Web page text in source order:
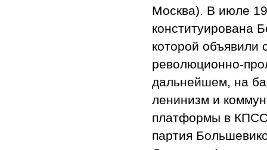
Москва). В июле
конституирована
которой объявили
революционно-
дальнейшем, на
ленинизм и
платформы в КПСС
партия